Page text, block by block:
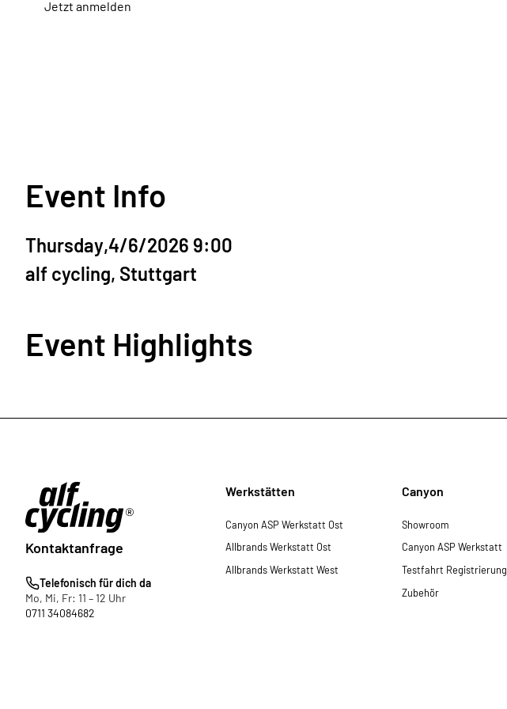
Jetzt anmelden
Event Info
Thursday,4/6/2026 9:00
alf cycling, Stuttgart
Event Highlights
Kontaktanfrage
Telefonisch für dich da
Mo, Mi, Fr: 11 – 12 Uhr
0711 34084682
Werkstätten
Canyon ASP Werkstatt Ost
Allbrands Werkstatt Ost
Allbrands Werkstatt West
Canyon
Showroom
Canyon ASP Werkstatt
Testfahrt Registrierung
Zubehör